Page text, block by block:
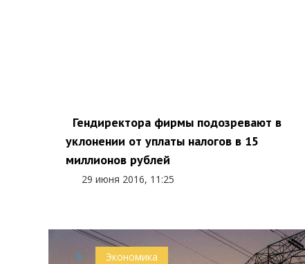
Гендиректора фирмы подозревают в
уклонении от уплаты налогов в 15
миллионов рублей
29 июня 2016, 11:25
0 Экономика